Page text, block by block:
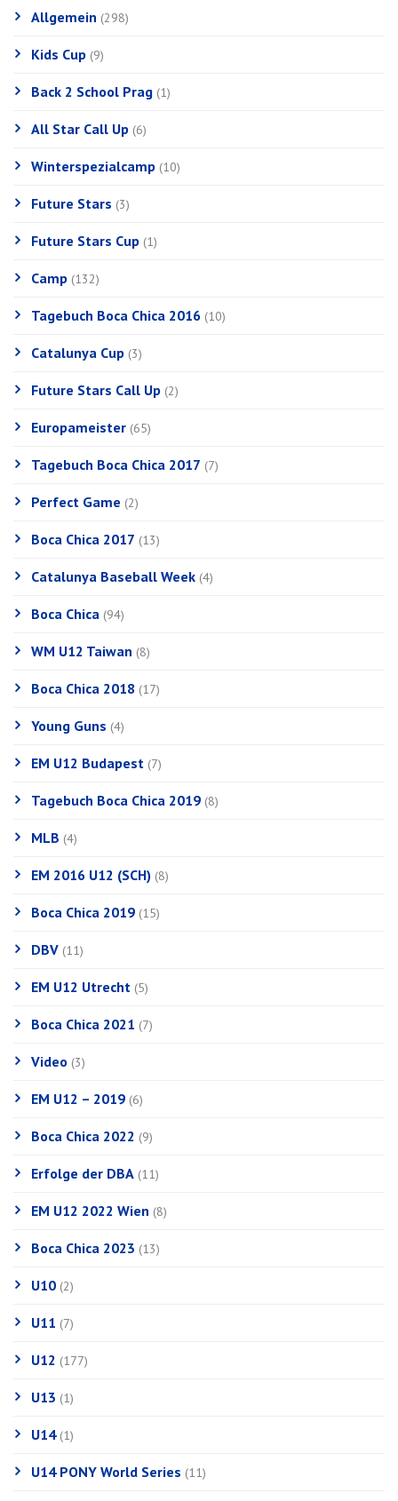
Allgemein (298)
Kids Cup (9)
Back 2 School Prag (1)
All Star Call Up (6)
Winterspezialcamp (10)
Future Stars (3)
Future Stars Cup (1)
Camp (132)
Tagebuch Boca Chica 2016 (10)
Catalunya Cup (3)
Future Stars Call Up (2)
Europameister (65)
Tagebuch Boca Chica 2017 (7)
Perfect Game (2)
Boca Chica 2017 (13)
Catalunya Baseball Week (4)
Boca Chica (94)
WM U12 Taiwan (8)
Boca Chica 2018 (17)
Young Guns (4)
EM U12 Budapest (7)
Tagebuch Boca Chica 2019 (8)
MLB (4)
EM 2016 U12 (SCH) (8)
Boca Chica 2019 (15)
DBV (11)
EM U12 Utrecht (5)
Boca Chica 2021 (7)
Video (3)
EM U12 – 2019 (6)
Boca Chica 2022 (9)
Erfolge der DBA (11)
EM U12 2022 Wien (8)
Boca Chica 2023 (13)
U10 (2)
U11 (7)
U12 (177)
U13 (1)
U14(1)
U14 PONY World Series (11)